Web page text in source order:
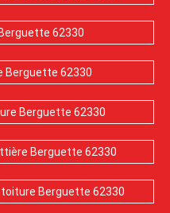
62330
Berguette 62330
Berguette 62330
Berguette 62330
Berguette 62330